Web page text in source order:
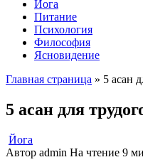
Йога
Питание
Психология
Философия
Ясновидение
Главная страница » 5 асан
5 асан для
Йога
Автор admin На чтение 9